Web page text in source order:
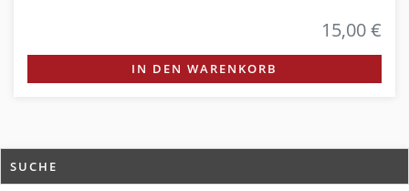
15,00 €
IN DEN WARENKORB
SUCHE